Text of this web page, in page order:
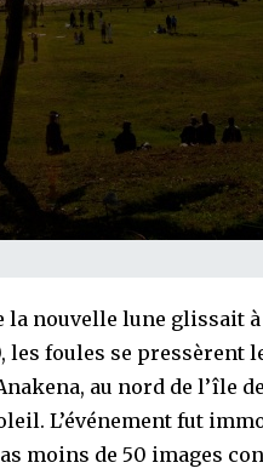
la nouvelle lune glissait à
les foules se pressèrent
au nord de l’île
L’événement fut
moins de 50 images